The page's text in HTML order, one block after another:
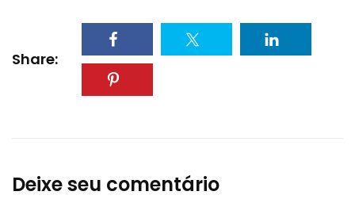
Share:
Deixe seu comentário